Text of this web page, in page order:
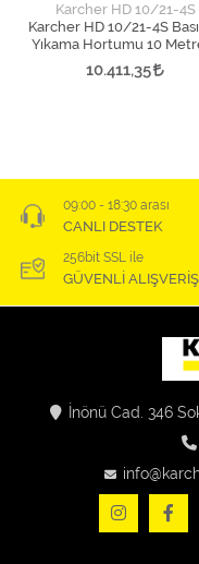
Karcher HD 10/21-4S
Karcher HD 10/21-4S
Yıkama Hortumu 10
Versiyon
10.411,35
09:00 - 18:30 arası
CANLI DESTEK
256bit SSL ile
GÜVENLİ ALIŞVERİŞ
İnönü Cad. 346